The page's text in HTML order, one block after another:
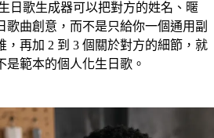
日歌生成器可以把對方的姓名、暱
歌曲創意，而不是只給你一個通用副
，再加 2 到 3 個關於對方的細節，就
是範本的個人化生日歌。